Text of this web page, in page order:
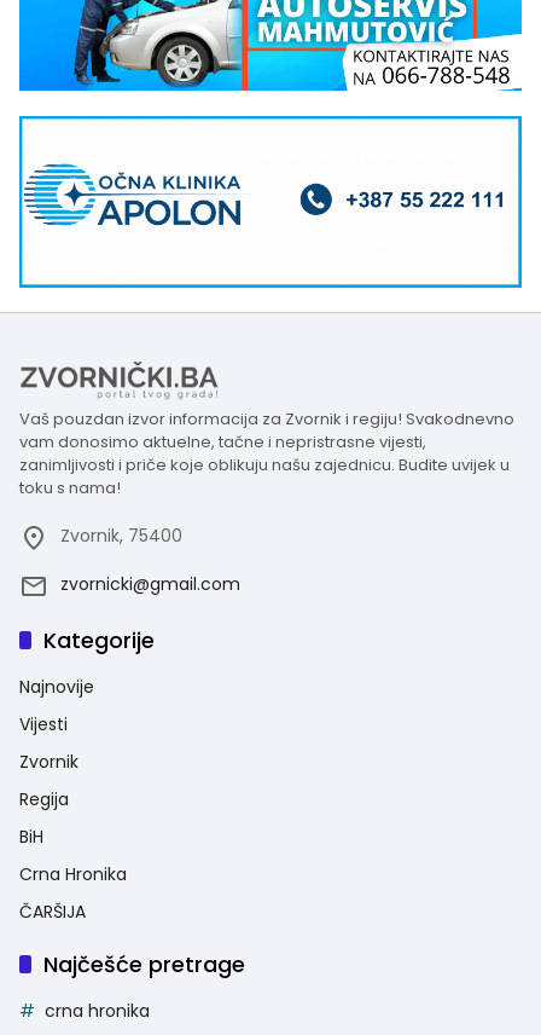
Vaš pouzdan izvor informacija za Zvornik i regiju! Svakodnevno
vam donosimo aktuelne, tačne i nepristrasne vijesti,
zanimljivosti i priče koje oblikuju našu zajednicu. Budite uvijek u
toku s nama!
Zvornik, 75400
zvornicki@gmail.com
Kategorije
Najnovije
Vijesti
Zvornik
Regija
BiH
Crna Hronika
ČARŠIJA
Najčešće pretrage
crna hronika